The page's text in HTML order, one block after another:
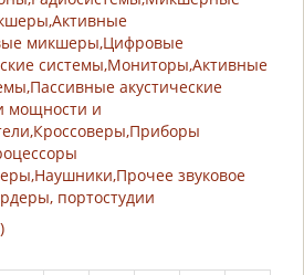
микшеры,Цифровые
системы,Мониторы,Активные
акустические
мощности и
звуковое
портостудии